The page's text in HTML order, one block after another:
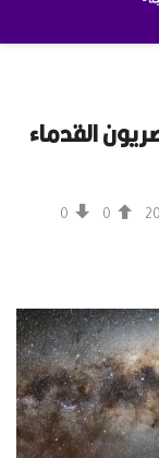
القدماء
0
0